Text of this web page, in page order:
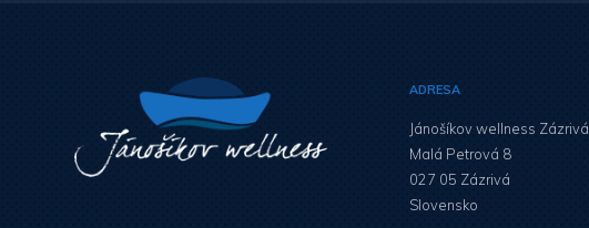
ADRESA
Jánošíkov wellness Zázrivá
Malá Petrová 8
027 05 Zázrivá
Slovensko